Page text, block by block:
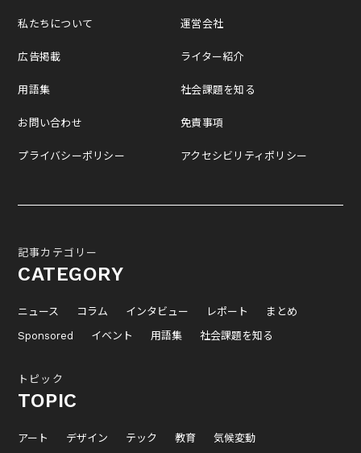
私たちについて
広告掲載
用語集
お問い合わせ
プライバシーポリシー
運営会社
ライター紹介
社会課題を知る
免責事項
アクセシビリティポリシー
記事カテゴリー
CATEGORY
ニュース コラム インタビュー レポート
まとめ
Sponsored
イベント 用語集 社会課題を知る
トピック
TOPIC
アート デザイン テック 教育 気候変動